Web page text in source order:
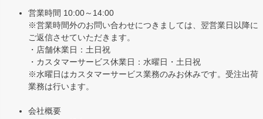
営業時間 10:00～14:00
※営業時間外のお問い合わせにつきましては、翌営業日以降に
ご返信させていただきます。
・店舗休業日：土日祝
・カスタマーサービス休業日：水曜日・土日祝
※水曜日はカスタマーサービス業務のみお休みです。受注出荷
業務は行います。
会社概要